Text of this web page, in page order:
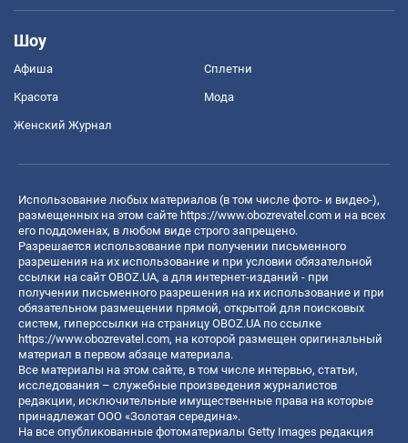
Шоу
Афиша Сплетни
Красота Мода
Женский Журнал
Использование любых материалов (в том числе фото- и видео-),
размещенных на этом сайте https://www.obozrevatel.com и на всех
его поддоменах, в любом виде строго запрещено.
Разрешается использование при получении письменного
разрешения на их использование и при условии обязательной
ссылки на сайт OBOZ.UA, а для интернет-изданий - при
получении письменного разрешения на их использование и при
обязательном размещении прямой, открытой для поисковых
систем, гиперссылки на страницу OBOZ.UA по ссылке
https://www.obozrevatel.com, на которой размещен оригинальный
материал в первом абзаце материала.
Все материалы на этом сайте, в том числе интервью, статьи,
исследования – служебные произведения журналистов
редакции, исключительные имущественные права на которые
принадлежат ООО «Золотая середина».
На все опубликованные фотоматериалы Getty Images редакция